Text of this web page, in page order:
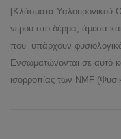
[Κλάσματα Υαλουρονικού
νερού στο δέρμα, άμεσα
που υπάρχουν
Ενσωματώνονται σε αυτό
ισορροπίας των NMF